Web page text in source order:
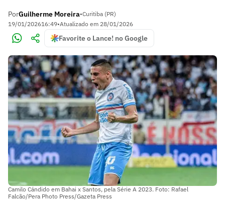
PorGuilherme Moreira•Curitiba (PR)
19/01/202616:49•Atualizado em 28/01/2026
Favorite o Lance! no Google
Camilo Cándido em Bahai x Santos, pela Série A 2023. Foto: Rafael
Falcão/Pera Photo Press/Gazeta Press